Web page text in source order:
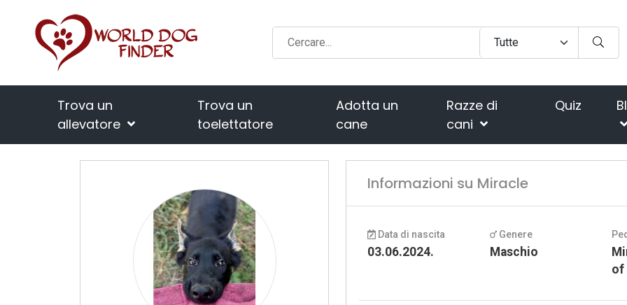
Trova un
allevatore
Trova un
toelettatore
Adotta un
cane
Razze di
cani
Quiz
Informazioni su Miracle
Data di nascita
03.06.2024.
Genere
Maschio
of